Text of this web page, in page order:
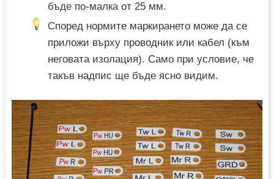
бъде по-малка от 25 мм.
Според нормите маркирането може да се
приложи върху проводник или кабел (към
неговата изолация). Само при условие, че
такъв надпис ще бъде ясно видим.